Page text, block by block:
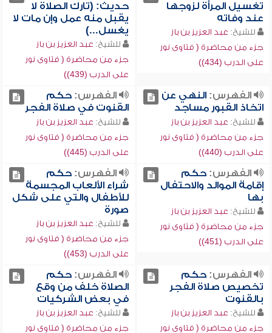
تغسيل المرأة لزوجها
عند وفاته
للشيخ: عبد العزيز بن باز
جزء من محاضرة ( فتاوى نور
على الدرب (434))
حديث: (تارك الصلاة لا
يقبل منه عمل وإن مات لا
يغسل...)
للشيخ: عبد العزيز بن باز
جزء من محاضرة ( فتاوى نور
على الدرب (439))
الفهرس:النهي عن
اتخاذ القبور مساجد
للشيخ: عبد العزيز بن باز
جزء من محاضرة ( فتاوى نور
على الدرب (440))
الفهرس:حكم
القنوت في صلاة الفجر
للشيخ: عبد العزيز بن باز
جزء من محاضرة ( فتاوى نور
على الدرب (445))
الفهرس:حكم
إقامة الموالد والاحتفال
بها
للشيخ: عبد العزيز بن باز
جزء من محاضرة ( فتاوى نور
على الدرب (451))
الفهرس:حكم
شراء الألعاب المجسمة
للأطفال والتي على شكل
صورة
للشيخ: عبد العزيز بن باز
جزء من محاضرة ( فتاوى نور
على الدرب (453))
الفهرس:حكم
تخصيص صلاة الفجر
بالقنوت
للشيخ: عبد العزيز بن باز
جزء من محاضرة ( فتاوى نور
الفهرس:حكم
الصلاة خلف من وقع
في بعض الشركيات
للشيخ: عبد العزيز بن باز
جزء من محاضرة ( فتاوى نور